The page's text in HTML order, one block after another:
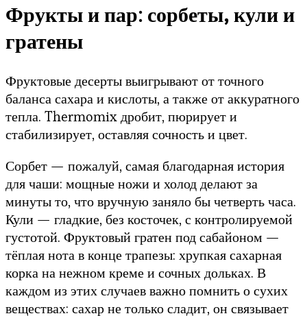
Фрукты и пар: сорбеты, кули и
гратены
Фруктовые десерты выигрывают от точного
баланса сахара и кислоты, а также от аккуратного
тепла. Thermomix дробит, пюрирует и
стабилизирует, оставляя сочность и цвет.
Сорбет — пожалуй, самая благодарная история
для чаши: мощные ножи и холод делают за
минуты то, что вручную заняло бы четверть часа.
Кули — гладкие, без косточек, с контролируемой
густотой. Фруктовый гратен под сабайоном —
тёплая нота в конце трапезы: хрупкая сахарная
корка на нежном креме и сочных дольках. В
каждом из этих случаев важно помнить о сухих
веществах: сахар не только сладит, он связывает